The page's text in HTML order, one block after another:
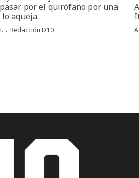
por el quirófano por una
aqueja.
· Redacción D10